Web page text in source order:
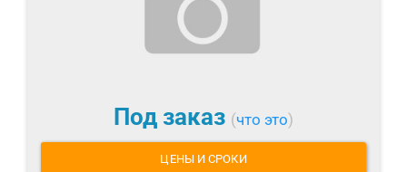
Под заказ (что это)
ЦЕНЫ И СРОКИ